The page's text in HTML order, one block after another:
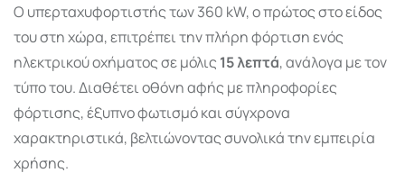
Ο υπερταχυφορτιστής των 360 kW, ο πρώτος στο είδος
του στη χώρα, επιτρέπει την πλήρη φόρτιση ενός
ηλεκτρικού οχήματος σε μόλις 15 λεπτά, ανάλογα με τον
τύπο του. Διαθέτει οθόνη αφής με πληροφορίες
φόρτισης, έξυπνο φωτισμό και σύγχρονα
χαρακτηριστικά, βελτιώνοντας συνολικά την εμπειρία
χρήσης.